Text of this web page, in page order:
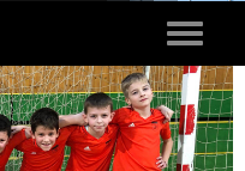
Toggle